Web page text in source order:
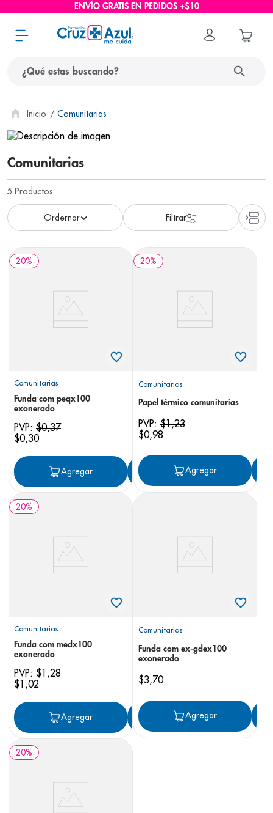
ENVÍO GRATIS EN PEDIDOS +$10
Comunitarias
Comunitarias
5 Productos
20%
Comunitarias
Funda com peqx100
exonerado
PVP: $0,37
$0,30
Agregar Agregar
20%
Comunitarias
Papel térmico comunitarias
PVP: $1,23
$0,98
Agregar
20%
Comunitarias
Funda com medx100
exonerado
PVP: $1,28
$1 ,02
Agregar Agregar
Comunitarias
Funda com ex-gdex100
exonerado
$3,70
Agregar
20%
términos más buscados
1. protector solar
2. pañales
3. eucerin
4. cerave
nivea
6. shampoo
7.
panolini
prueba embarazo